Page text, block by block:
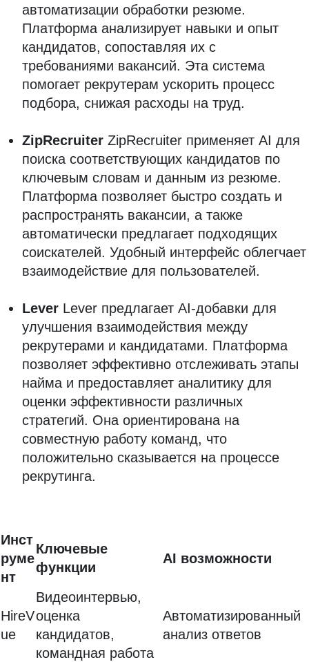
автоматизации обработки резюме.
Платформа анализирует навыки и опыт
кандидатов, сопоставляя их с
требованиями вакансий. Эта система
помогает рекрутерам ускорить процесс
подбора, снижая расходы на труд.
ZipRecruiter ZipRecruiter применяет AI для
поиска соответствующих кандидатов по
ключевым словам и данным из резюме.
Платформа позволяет быстро создать и
распространять вакансии, а также
автоматически предлагает подходящих
соискателей. Удобный интерфейс облегчает
взаимодействие для пользователей.
Lever Lever предлагает AI-добавки для
улучшения взаимодействия между
рекрутерами и кандидатами. Платформа
позволяет эффективно отслеживать этапы
найма и предоставляет аналитику для
оценки эффективности различных
стратегий. Она ориентирована на
совместную работу команд, что
положительно сказывается на процессе
рекрутинга.
Инст
руме
нт
Ключевые
функции
AI возможности
HireV
ue
Видеоинтервью,
оценка
кандидатов,
командная работа
Автоматизированный
анализ ответов